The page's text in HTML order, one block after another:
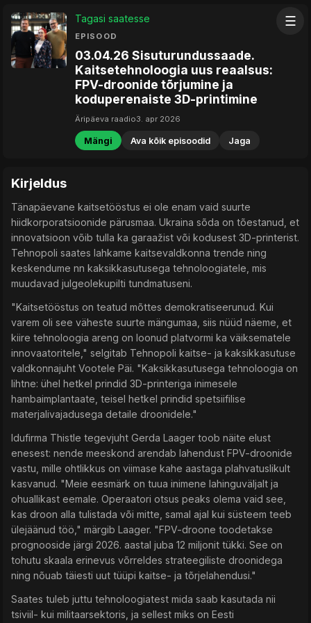
☰
Tagasi saatesse
EPISOOD
03.04.26 Sisuturundussaade.
Kaitsetehnoloogia uus reaalsus:
FPV-droonide tõrjumine ja
koduperenaiste 3D-printimine
Äripäeva raadio3. apr 2026
Mängi Ava kõik episoodid Jaga
Kirjeldus
Tänapäevane kaitsetööstus ei ole enam vaid suurte
hiidkorporatsioonide pärusmaa. Ukraina sõda on tõestanud, et
innovatsioon võib tulla ka garaažist või kodusest 3D-printerist.
Tehnopoli saates lahkame kaitsevaldkonna trende ning
keskendume nn kaksikkasutusega tehnoloogiatele, mis
muudavad julgeolekupilti tundmatuseni.
"Kaitsetööstus on teatud mõttes demokratiseerunud. Kui
varem oli see väheste suurte mängumaa, siis nüüd näeme, et
kiire tehnoloogia areng on loonud platvormi ka väiksematele
innovaatoritele," selgitab Tehnopoli kaitse- ja kaksikkasutuse
valdkonnajuht Vootele Päi. "Kaksikkasutusega tehnoloogia on
lihtne: ühel hetkel prindid 3D-printeriga inimesele
hambaimplantaate, teisel hetkel prindid spetsiifilise
materjalivajadusega detaile droonidele."
Idufirma Thistle tegevjuht Gerda Laager toob näite elust
enesest: nende meeskond arendab lahendust FPV-droonide
vastu, mille ohtlikkus on viimase kahe aastaga plahvatuslikult
kasvanud. "Meie eesmärk on tuua inimene lahinguväljalt ja
ohuallikast eemale. Operaatori otsus peaks olema vaid see,
kas droon alla tulistada või mitte, samal ajal kui süsteem teeb
ülejäänud töö," märgib Laager. "FPV-droone toodetakse
prognooside järgi 2026. aastal juba 12 miljonit tükki. See on
tohutu skaala erinevus võrreldes strateegiliste droonidega
ning nõuab täiesti uut tüüpi kaitse- ja tõrjelahendusi."
Saates tuleb juttu tehnoloogiatest mida saab kasutada nii
tsiviil- kui militaarsektoris, ja sellest miks on Eesti